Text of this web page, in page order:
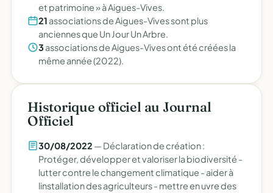
et patrimoine » à Aigues-Vives.
21 associations de Aigues-Vives sont plus
anciennes que Un Jour Un Arbre.
3associations de Aigues-Vives ont été créées la
même année (2022).
Historique officiel au Journal
Officiel
30/08/2022 — Déclaration de création :
Protéger, développer et valoriser la biodiversité -
lutter contre le changement climatique - aider à
linstallation des agriculteurs - mettre en uvre des